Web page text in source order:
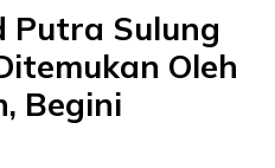
Putra Sulung
Oleh
Begini